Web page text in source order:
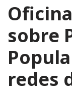
sobre
redes